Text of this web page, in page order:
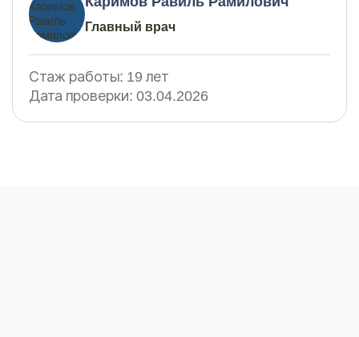
Главный врач
Стаж работы: 19 лет
Дата проверки: 03.04.2026